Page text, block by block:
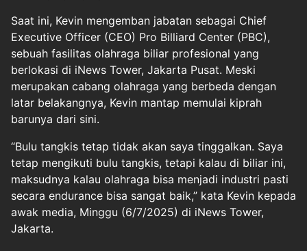
Saat ini, Kevin mengemban jabatan sebagai Chief
Executive Officer (CEO) Pro Billiard Center (PBC),
sebuah fasilitas olahraga biliar profesional yang
berlokasi di iNews Tower, Jakarta Pusat. Meski
merupakan cabang olahraga yang berbeda dengan
latar belakangnya, Kevin mantap memulai kiprah
barunya dari sini.
“Bulu tangkis tetap tidak akan saya tinggalkan. Saya
tetap mengikuti bulu tangkis, tetapi kalau di biliar ini,
maksudnya kalau olahraga bisa menjadi industri pasti
secara endurance bisa sangat baik,” kata Kevin kepada
awak media, Minggu (6/7/2025) di iNews Tower,
Jakarta.